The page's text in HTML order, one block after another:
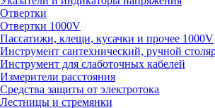
Отвертки
Отвертки 1000V
Пассатижи, клещи, кусачки и прочее 1000V
Инструмент сантехнический, ручной
Инструмент для слаботочных кабелей
Измерители расстояния
Средства защиты от электротока
Лестницы и стремянки